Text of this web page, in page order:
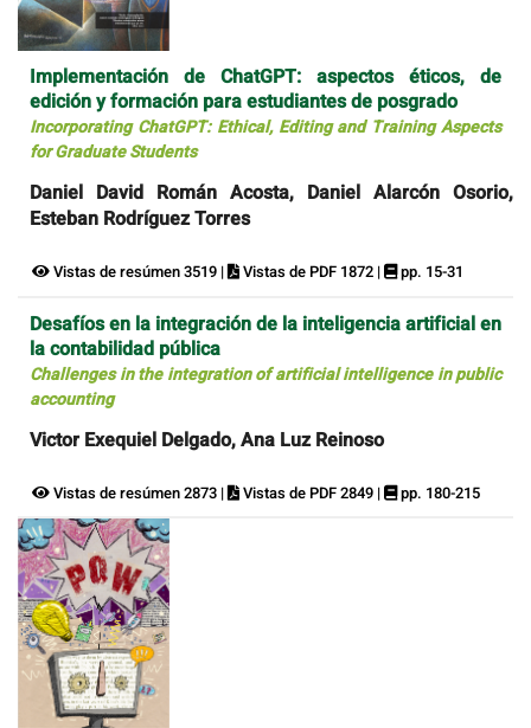
Implementación de ChatGPT: aspectos éticos, de
edición y formación para estudiantes de posgrado
Incorporating ChatGPT: Ethical, Editing and Training Aspects
for Graduate Students
Daniel David Román Acosta, Daniel Alarcón Osorio,
Esteban Rodríguez Torres
Vistas de resúmen 3519 | Vistas de PDF 1872 | pp. 15-31
Desafíos en la integración de la inteligencia artificial en
la contabilidad pública
Challenges in the integration of artificial intelligence in public
accounting
Victor Exequiel Delgado, Ana Luz Reinoso
Vistas de resúmen 2873 | Vistas de PDF 2849 | pp. 180-215